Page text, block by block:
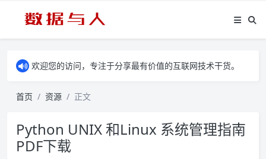
欢迎您的访问，专注于分享最有价值的互联网技术干货。
首页 资源 正文
Python UNIX 和Linux 系统管理指南
PDF下载